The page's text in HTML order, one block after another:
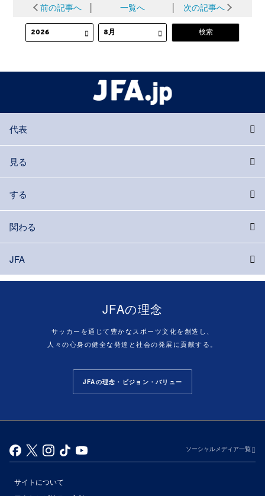
前の記事へ │ 一覧へ │ 次の記事へ
代表
見る
する
関わる
JFA
JFAの理念
サッカーを通じて豊かなスポーツ文化を創造し、
人々の心身の健全な発達と社会の発展に貢献する。
JFAの理念・ビジョン・バリュー
ソーシャルメディア一覧
サイトについて